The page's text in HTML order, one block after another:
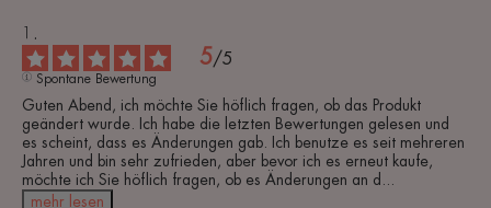
5/5
Spontane Bewertung
Guten Abend, ich möchte Sie höflich fragen, ob das Produkt
geändert wurde. Ich habe die letzten Bewertungen gelesen und
es scheint, dass es Änderungen gab. Ich benutze es seit mehreren
Jahren und bin sehr zufrieden, aber bevor ich es erneut kaufe,
möchte ich Sie höflich fragen, ob es Änderungen an d
mehr lesen